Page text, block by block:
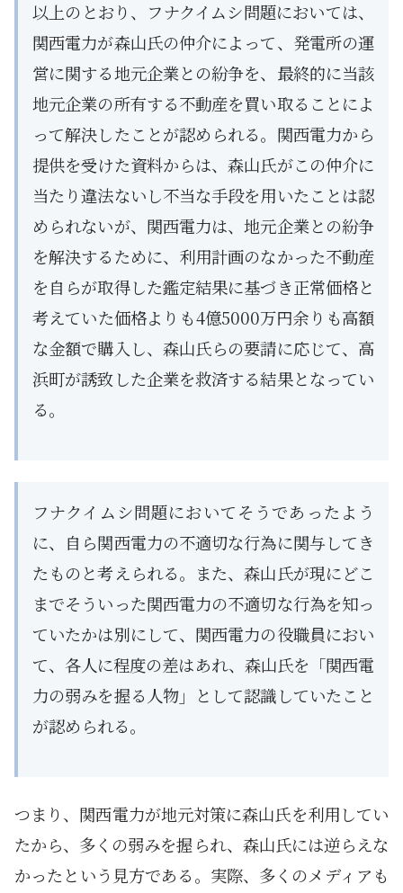
以上のとおり、フナクイムシ問題においては、
関西電力が森山氏の仲介によって、発電所の運
営に関する地元企業との紛争を、最終的に当該
地元企業の所有する不動産を買い取ることによ
って解決したことが認められる。関西電力から
提供を受けた資料からは、森山氏がこの仲介に
当たり違法ないし不当な手段を用いたことは認
められないが、関西電力は、地元企業との紛争
を解決するために、利用計画のなかった不動産
を自らが取得した鑑定結果に基づき正常価格と
考えていた価格よりも4億5000万円余りも高額
な金額で購入し、森山氏らの要請に応じて、高
浜町が誘致した企業を救済する結果となってい
る。
フナクイムシ問題においてそうであったよう
に、自ら関西電力の不適切な行為に関与してき
たものと考えられる。また、森山氏が現にどこ
までそういった関西電力の不適切な行為を知っ
ていたかは別にして、関西電力の役職員におい
て、各人に程度の差はあれ、森山氏を「関西電
力の弱みを握る人物」として認識していたこと
が認められる。
つまり、関西電力が地元対策に森山氏を利用してい
たから、多くの弱みを握られ、森山氏には逆らえな
かったという見方である。実際、多くのメディアも